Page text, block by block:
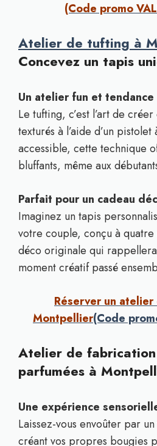
(Code promo
Atelier de tufting à
Concevez un tapis
Un atelier fun et tendance
Le tufting, c’est l’art de
texturés à l’aide d’un
accessible, cette technique
bluffants, même aux
Parfait pour un cadeau
Imaginez un tapis
votre couple, conçu à quatre
déco originale qui
moment créatif passé
Réserver un
Montpellier(Code
Atelier de
parfumées à
Une expérience
Laissez-vous envoûter par
créant vos propres bougies